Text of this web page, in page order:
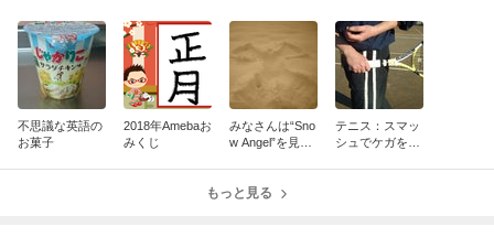
不思議な英語の
お菓子
2018年Amebaお
みくじ
みなさんは“Sno
w Angel”を見た
テニス：スマッ
シュでケガをし
もっと見る